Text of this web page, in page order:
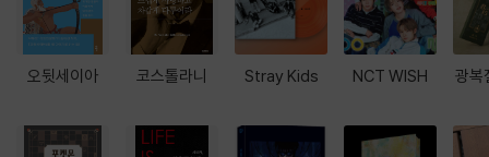
오뒷세이아 코스톨라니 Stray Kids NCT WISH 광복